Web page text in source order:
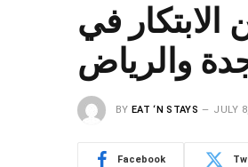
تحتفل بمرور 50 عامًا من الابتكار في
والرياض
BY EAT ‘N STAYS JULY
Facebook